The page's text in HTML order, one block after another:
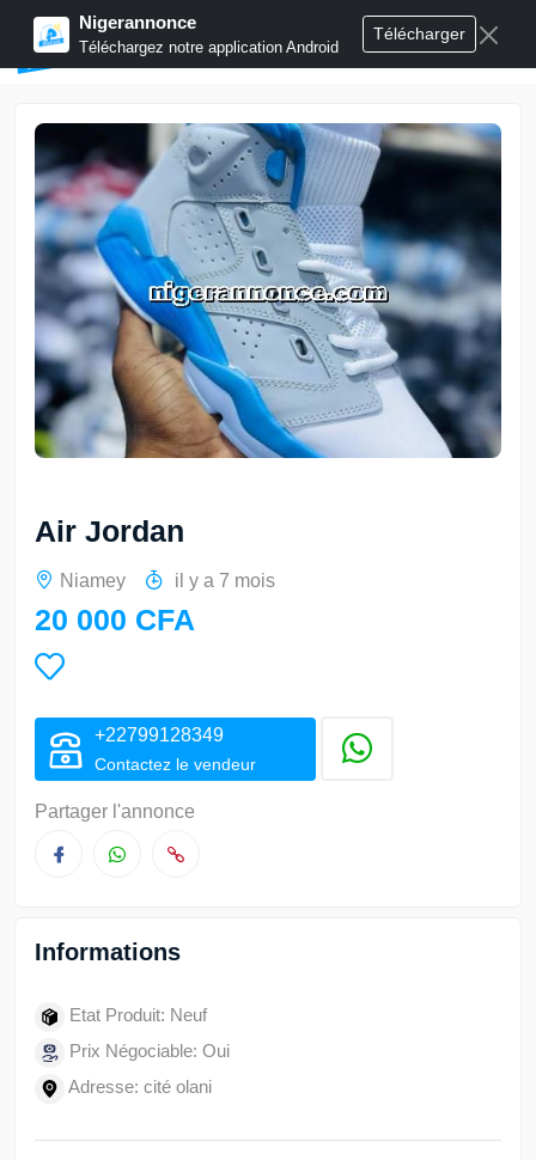
Nigerannonce
Téléchargez notre application Android
Télécharger
Publier annonces
Air Jordan
Niamey il y a 7 mois
20 000 CFA
+22799128349
Contactez le vendeur
Partager l'annonce
Informations
Etat Produit: Neuf
Prix Négociable: Oui
Adresse: cité olani